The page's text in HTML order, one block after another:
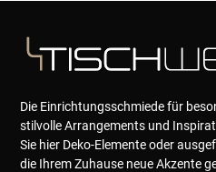
Die Einrichtungsschmiede für
stilvolle Arrangements und
Sie hier Deko-Elemente oder
die Ihrem Zuhause neue Akzente